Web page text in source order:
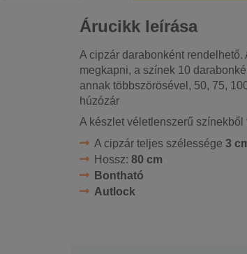
Árucikk leírása
A cipzár darabonként
megkapni, a színek 10
annak többszörösével, 50, 75,
húzózár
A készlet véletlenszerű
A cipzár teljes szélessége 3
Hossz: 80 cm
Bontható
Autlock